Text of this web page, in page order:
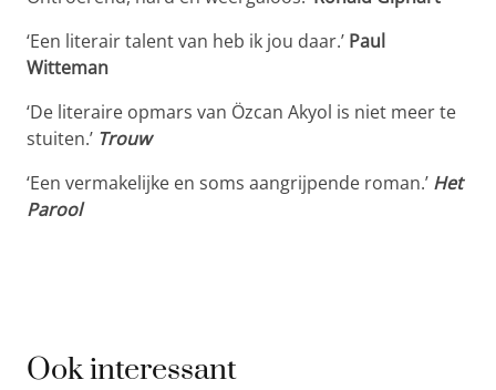
‘Een literair talent van heb ik jou daar.’ Paul
Witteman
‘De literaire opmars van Özcan Akyol is niet meer te
stuiten.’ Trouw
‘Een vermakelijke en soms aangrijpende roman.’ Het
Parool
Ook interessant